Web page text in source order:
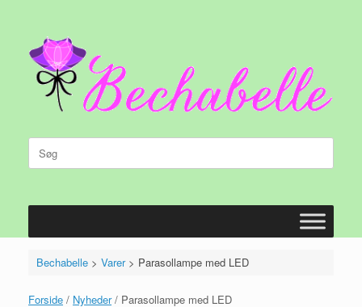
Søg
efter:
Bechabelle> Varer> Parasollampe med LED
Forside / Nyheder/ Parasollampe med LED